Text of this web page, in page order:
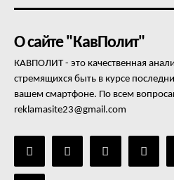
О сайте "КавПолит"
КАВПОЛИТ - это качественная
стремящихся быть в курсе
вашем смартфоне. По всем
reklamasite23@gmail.com